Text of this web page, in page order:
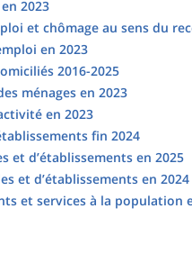
2023
et chômage au sens du
en 2023
2016-2025
ménages en 2023
en 2023
fin 2024
et d’établissements en 2025
et d’établissements en 2024
et services à la population